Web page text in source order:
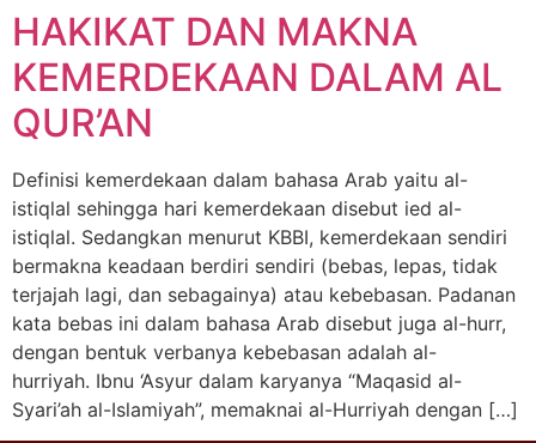
HAKIKAT DAN MAKNA
KEMERDEKAAN DALAM AL
QUR’AN
Definisi kemerdekaan dalam bahasa Arab yaitu al-
istiqlal sehingga hari kemerdekaan disebut ied al-
istiqlal. Sedangkan menurut KBBI, kemerdekaan sendiri
bermakna keadaan berdiri sendiri (bebas, lepas, tidak
terjajah lagi, dan sebagainya) atau kebebasan. Padanan
kata bebas ini dalam bahasa Arab disebut juga al-hurr,
dengan bentuk verbanya kebebasan adalah al-
hurriyah. Ibnu ‘Asyur dalam karyanya “Maqasid al-
Syari’ah al-Islamiyah”, memaknai al-Hurriyah dengan […]